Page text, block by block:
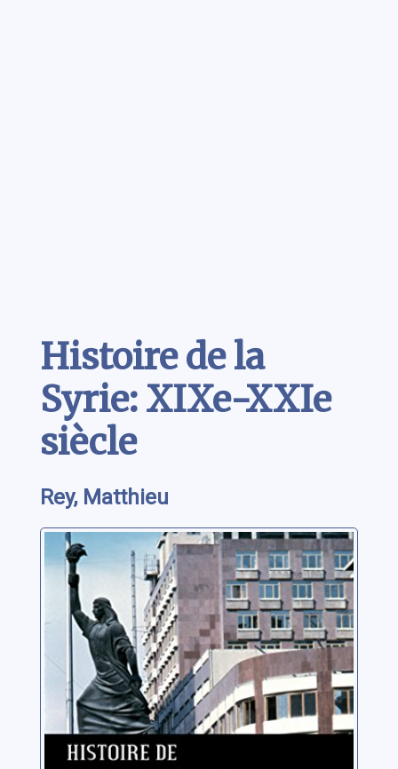
Histoire de la
Syrie: XIXe-XXIe
siècle
Rey, Matthieu